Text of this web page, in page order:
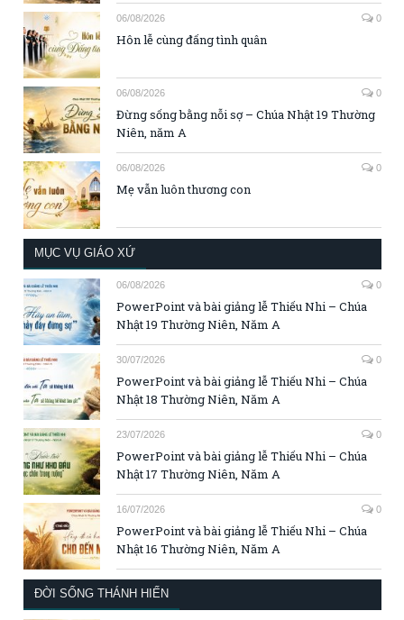
06/08/2026 0
Hôn lễ cùng đấng tình quân
06/08/2026 0
Đừng sống bằng nỗi sợ – Chúa Nhật 19 Thường
Niên, năm A
06/08/2026 0
Mẹ vẫn luôn thương con
MỤC VỤ GIÁO XỨ
06/08/2026 0
PowerPoint và bài giảng lễ Thiếu Nhi – Chúa
Nhật 19 Thường Niên, Năm A
30/07/2026 0
PowerPoint và bài giảng lễ Thiếu Nhi – Chúa
Nhật 18 Thường Niên, Năm A
23/07/2026 0
PowerPoint và bài giảng lễ Thiếu Nhi – Chúa
Nhật 17 Thường Niên, Năm A
16/07/2026 0
PowerPoint và bài giảng lễ Thiếu Nhi – Chúa
Nhật 16 Thường Niên, Năm A
ĐỜI SỐNG THÁNH HIẾN